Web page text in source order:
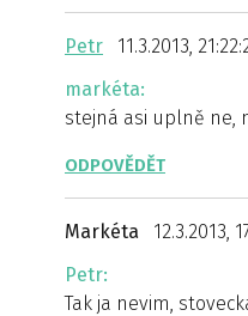
Petr
11.3.2013,
markéta:
stejná asi uplně ne,
ODPOVĚDĚT
Markéta
12.3.2013,
Petr:
Tak ja nevim,